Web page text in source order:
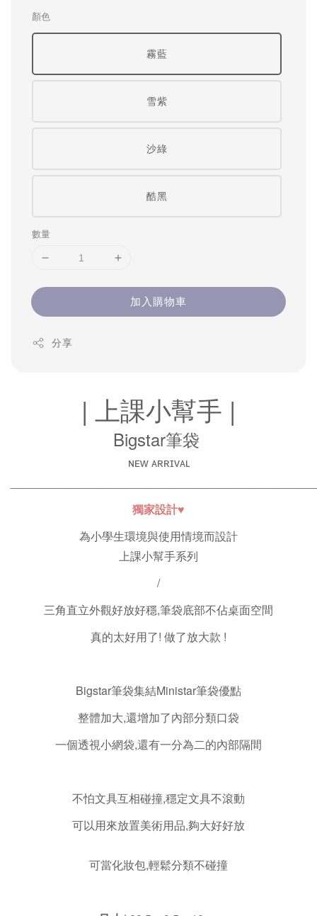
顏色
霧藍
雪紫
沙綠
酷黑
數量
加入購物車
分享
| 上課小幫手 |
Bigstar筆袋
ɴᴇᴡ ᴀʀʀɪᴠᴀʟ
獨家設計♥
為小學生環境與使用情境而設計
上課小幫手系列
/
三角直立外觀好放好穩,筆袋底部不佔桌面空間
真的太好用了! 做了放大款 !
Bigstar筆袋集結Ministar筆袋優點
整體加大,還增加了內部分類口袋
一個透視小網袋,還有一分為二的內部隔間
不怕文具互相碰撞,穩定文具不滾動
可以用來放置美術用品,夠大好好放
可當化妝包,輕鬆分類不碰撞